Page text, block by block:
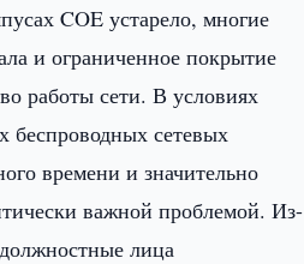
COE устарело, многие
и ограниченное покрытие
работы сети. В условиях
беспроводных сетевых
времени и значительно
важной проблемой. Из-
лица